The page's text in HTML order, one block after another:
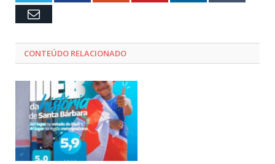
Email
CONTEÚDO RELACIONADO